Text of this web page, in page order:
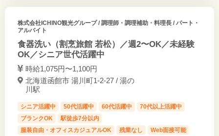
株式会社ICHINO観光グループ/ 調理師・調理補助・料理長 / パート・
アルバイト
食器洗い（割烹旅館 若松）／週2〜OK／未経験
OK／シニア世代活躍中
時給1,075円〜1,100円
北海道函館市 湯川町1-2-27 / 湯の
川駅
シニア活躍中 50代活躍中 60代活躍中
70代以上活躍中
ブランクOK
駅徒歩7分以内
服装自由・オフィスカジュアルOK
残業なし
Web面接可能